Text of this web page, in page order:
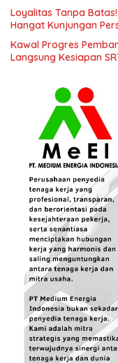
Loyalitas Tanpa
Hangat Kunjungan
Kawal Progres
Langsung Kesiapan